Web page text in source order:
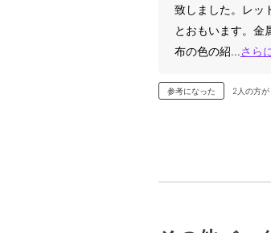
致しました。レッ
とおもいます。金
布の色の紹... さら
参考になった 2人の方が